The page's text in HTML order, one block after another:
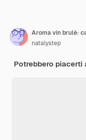
natalystep
Potrebbero piacerti